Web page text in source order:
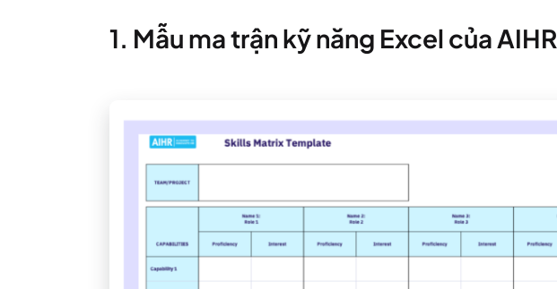
1. Mẫu ma trận kỹ năng Excel của AIHR